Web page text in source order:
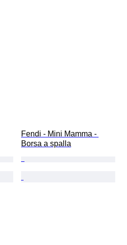
Fendi - Mini Mamma -
Borsa a spalla